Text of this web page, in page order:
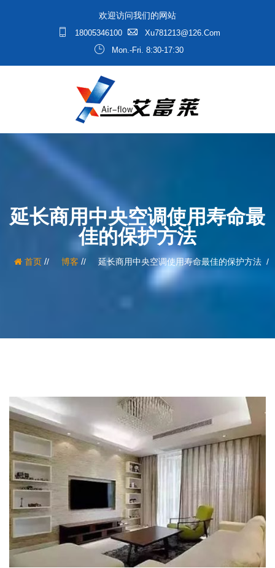
欢迎访问我们的网站
18005346100
Xu781213@126.com
Mon.-Fri. 8:30-17:30
延长商用中央空调使用寿命最
佳的保护方法
首页/ 博客 / 延长商用中央空调使用寿命最佳的保护方法